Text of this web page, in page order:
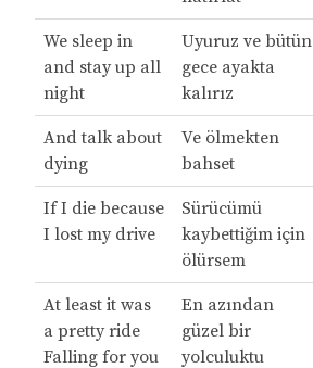
We sleep in
and stay up all
night
Uyuruz ve bütün
gece ayakta
kalırız
And talk about
dying
Ve ölmekten
bahset
If I die because
I lost my drive
Sürücümü
kaybettiğim için
ölürsem
At least it was
a prеtty ride
Falling for you
En azından
güzel bir
yolculuktu